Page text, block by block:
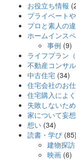
お役立ち情報
プライベートや
プロと素人の
ホームインス
事例 (9)
ライフプラン
不動産コンサル
中古住宅 (34)
住宅会社のお
住宅購入によ
失敗しないため
家について妄
想い (34)
読書・学び (85)
建物探訪
映画 (6)